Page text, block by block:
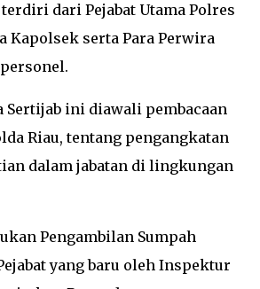
dari Pejabat Utama Polres
Kapolsek serta Para Perwira
Sertijab ini diawali pembacaan
Riau, tentang pengangkatan
dalam jabatan di lingkungan
Pengambilan Sumpah
yang baru oleh Inspektur